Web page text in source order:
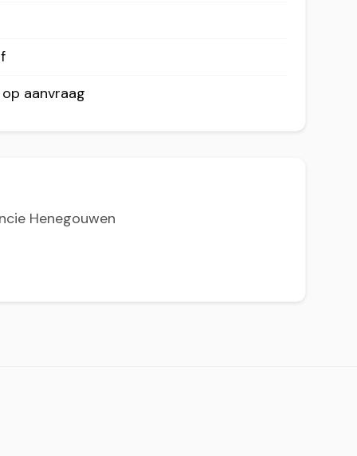
aanvraag
Henegouwen